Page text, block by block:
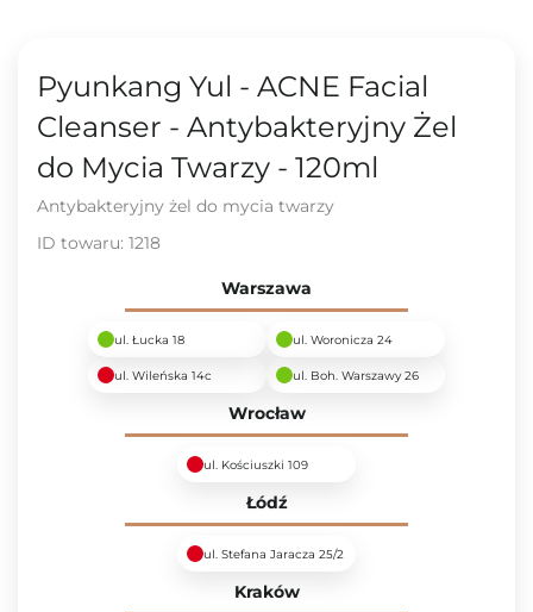
Pyunkang Yul - ACNE Facial
Cleanser - Antybakteryjny Żel
do Mycia Twarzy - 120ml
Antybakteryjny żel do mycia twarzy
ID towaru: 1218
Warszawa
ul. Łucka 18 ul. Woronicza 24
ul. Wileńska 14c ul. Boh. Warszawy 26
Wrocław
ul. Kościuszki 109
Łódź
ul. Stefana Jaracza 25/2
Kraków